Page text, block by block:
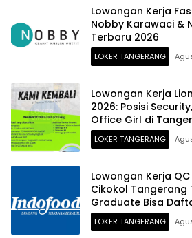
Lowongan Kerja
Nobby Karawaci &
Terbaru 2026
LOKER TANGERANG
Lowongan Kerja
2026: Posisi
Office Girl di
LOKER TANGERANG
Lowongan Kerja
Cikokol Tangerang
Graduate Bisa
LOKER TANGERANG